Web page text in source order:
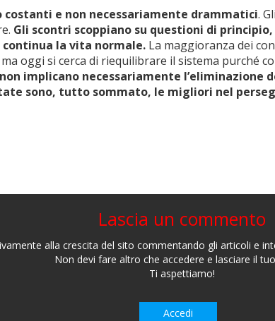
e non necessariamente drammatici.
Gli scontri scoppiano su questioni di
la vita normale. La maggioranza dei
oggi si cerca di riequilibrare il sistema purché
implicano necessariamente l’eliminazione
sono, tutto sommato, le migliori nel
Lascia un commento
alla crescita del sito commentando gli articoli e
Non devi fare altro che accedere e lasciare il
Ti aspettiamo!
Accedi